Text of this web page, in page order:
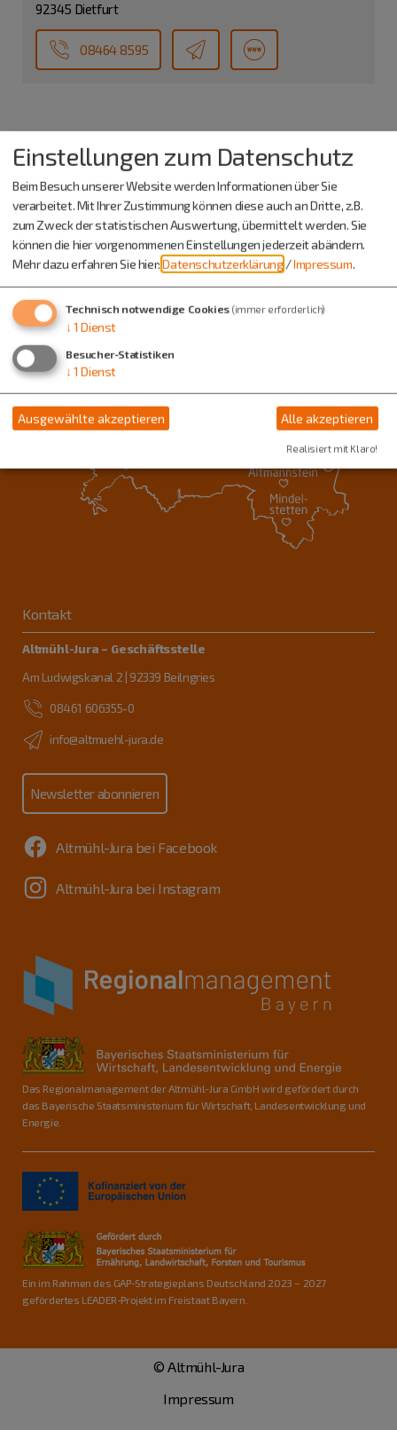
92345 Dietfurt
08464 8595
Kontakt
Altmühl-Jura – Geschäftsstelle
Am Ludwigskanal 2 | 92339 Beilngries
08461 606355-0
info@altmuehl-jura.de
Newsletter abonnieren
Altmühl-Jura bei Facebook
Altmühl-Jura bei Instagram
Das Regionalmanagement der Altmühl-Jura GmbH wird gefördert durch
das Bayerische Staatsministerium für Wirtschaft, Landesentwicklung und
Energie.
Ein im Rahmen des GAP-Strategieplans Deutschland 2023 – 2027
gefördertes LEADER-Projekt im Freistaat Bayern.
© Altmühl-Jura
Impressum
Einstellungen zum Datenschutz
Beim Besuch unserer Website werden Informationen über Sie
verarbeitet. Mit Ihrer Zustimmung können diese auch an Dritte, z.B.
zum Zweck der statistischen Auswertung, übermittelt werden. Sie
können die hier vorgenommenen Einstellungen jederzeit abändern.
Mehr dazu erfahren Sie hier:Datenschutzerklärung /Impressum.
Technisch notwendige Cookies (immer erforderlich)
↓ 1 Dienst
Besucher-Statistiken
↓ 1 Dienst
Ausgewählte akzeptieren Alle akzeptieren
Realisiert mit Klaro!